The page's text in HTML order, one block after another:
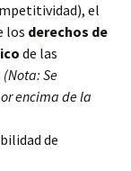
el
los derechos de
de las
(Nota: Se
encima de la
de